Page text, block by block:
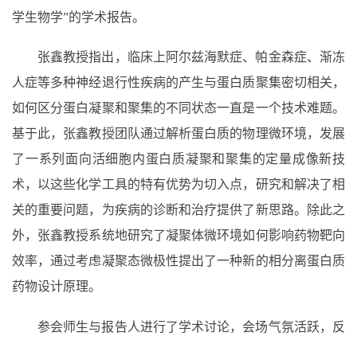
学生物学”的学术报告。
张鑫教授指出，
临床上阿尔兹海默症、帕金森症、渐冻
人症等多种神经退行性疾病的产生与蛋白质聚集密切相关，
如何区分蛋白凝聚和聚集的不同状态一直是一个技术难题。
基于此， 张鑫教授团队通过解析蛋白质的物理微环境，发展
了一系列面向活细胞内蛋白质凝聚和聚集的定量成像新技
术，以这些化学工具的特有优势为切入点，研究和解决了相
关的重要问题，为疾病的诊断和治疗提供了新思路。
除此之
外，张鑫教授系统地研究了凝聚体微环境如何影响药物靶向
效率，通过考虑凝聚态微极性提出了一种新的相分离蛋白质
药物设计原理。
参会师生与报告人进行了学术讨论，会场气氛活跃，反